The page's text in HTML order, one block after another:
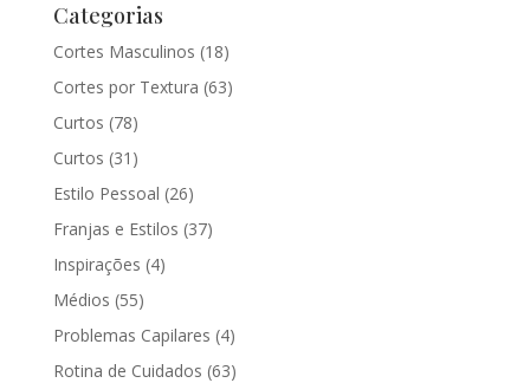
Categorias
Cortes Masculinos (18)
Cortes por Textura (63)
Curtos (78)
Curtos (31)
Estilo Pessoal (26)
Franjas e Estilos (37)
Inspirações (4)
Médios (55)
Problemas Capilares (4)
Rotina de Cuidados (63)